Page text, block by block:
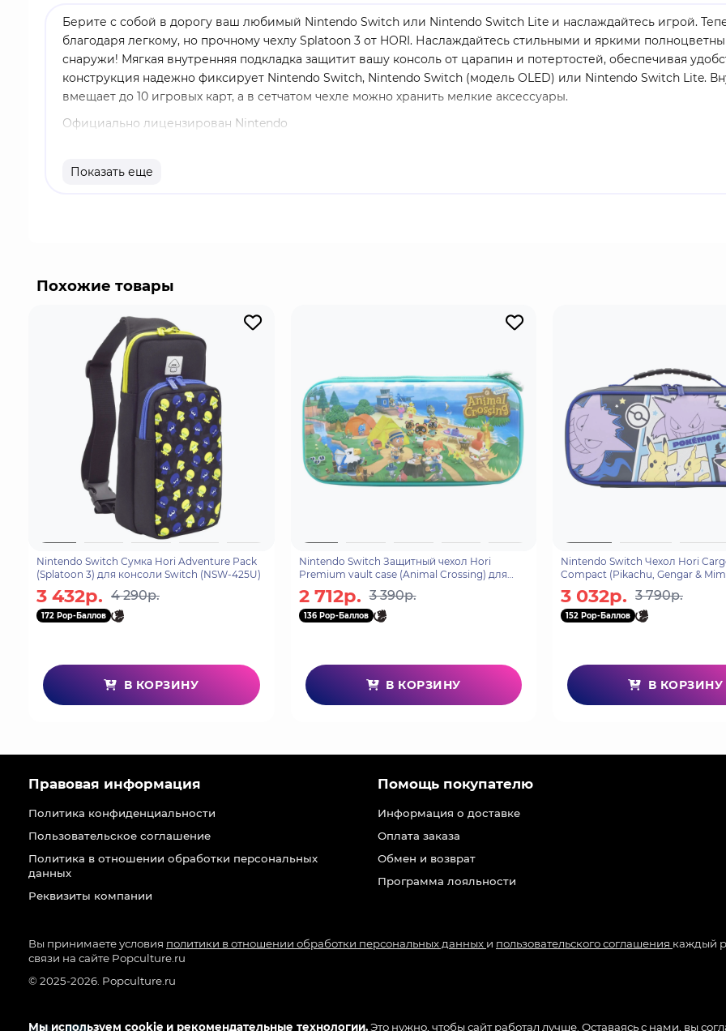
Берите с собой в дорогу ваш любимый Nintendo Switch или Nintendo Switch Lite и наслаждайтесь игрой.
благодаря легкому, но прочному чехлу Splatoon 3 от HORI. Наслаждайтесь стильными и яркими
снаружи! Мягкая внутренняя подкладка защитит вашу консоль от царапин и потертостей, обеспечивая
конструкция надежно фиксирует Nintendo Switch, Nintendo Switch (модель OLED) или Nintendo Switch Lite.
вмещает до 10 игровых карт, а в сетчатом чехле можно хранить мелкие аксессуары.
Официально лицензирован Nintendo
Совместимость с Nintendo Switch, Nintendo Switch OLED и Nintendo Switch Lite
Внутренний мягкий разделитель обеспечивает дополнительную защиту экрана
Официальная лицензия Nintendo
Показать еще
Похожие товары
Nintendo Switch Сумка Hori Adventure Pack
(Splatoon 3) для консоли Switch (NSW-425U)
3 432р. 4 290р.
172 Pop-Баллов
В КОРЗИНУ
Nintendo Switch Защитный чехол Hori
Premium vault case (Animal Crossing) для
2 712р. 3 390р.
136 Pop-Баллов
В КОРЗИНУ
Nintendo Switch Чехол Hori
Compact (Pikachu, Gengar &
3 032р. 3 790р.
152 Pop-Баллов
В КОРЗИНУ
Мы используем cookie и рекомендательные технологии.Это нужно, чтобы сайт работал лучше. Оставаясь с нами, вы
Правовая информация
Политика конфиденциальности
Пользовательское соглашение
Политика в отношении обработки персональных
данных
Реквизиты компании
Помощь покупателю
Информация о доставке
Оплата заказа
Обмен и возврат
Программа лояльности
Вы принимаете условия политики в отношении обработки персональных данных и пользовательского соглашения каждый
связи на сайте Popculture.ru
© 2025-2026. Popculture.ru